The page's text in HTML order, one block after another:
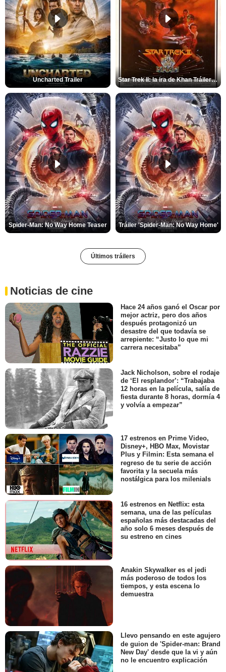
Uncharted Trailer Star Trek II: la ira de Khan Tráiler VO
Spider-Man: No Way Home Teaser Tráiler 'Spider-Man: No Way Home'
Últimos tráilers
Noticias de cine
Hace 24 años ganó el Oscar por
mejor actriz, pero dos años
después protagonizó un
desastre del que todavía se
arrepiente: “Justo lo que mi
carrera necesitaba”
Jack Nicholson, sobre el rodaje
de ‘El resplandor’: “Trabajaba
12 horas en la película, salía de
fiesta durante 8 horas, dormía 4
y volvía a empezar”
17 estrenos en Prime Video,
Disney+, HBO Max, Movistar
Plus y Filmin: Esta semana el
regreso de tu serie de acción
favorita y la secuela más
nostálgica para los milenials
16 estrenos en Netflix: esta
semana, una de las películas
españolas más destacadas del
año solo 6 meses después de
su estreno en cines
Anakin Skywalker es el jedi
más poderoso de todos los
tiempos, y esta escena lo
demuestra
Llevo pensando en este agujero
de guion de 'Spider-man: Brand
New Day' desde que la vi y aún
no le encuentro explicación